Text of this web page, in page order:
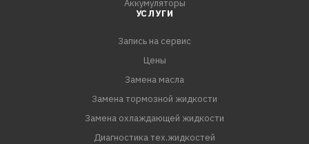
Аккумуляторы
УСЛУГИ
Запись на сервис
Цены
Замена масла
Замена тормозной жидкости
Замена охлаждающей жидкости
Диагностика тех.жидкостей